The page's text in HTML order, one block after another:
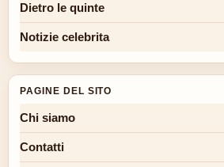
Dietro le quinte
Notizie celebrita
PAGINE DEL SITO
Chi siamo
Contatti